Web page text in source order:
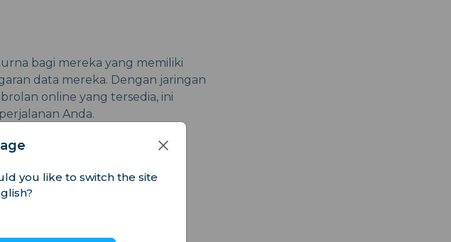
bagi mereka yang memiliki
data mereka. Dengan jaringan
online yang tersedia, ini
Anda.
you like to switch the site